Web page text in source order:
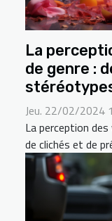
La
de genre :
Jeu. 22/02/2024
La perception
de clichés et de